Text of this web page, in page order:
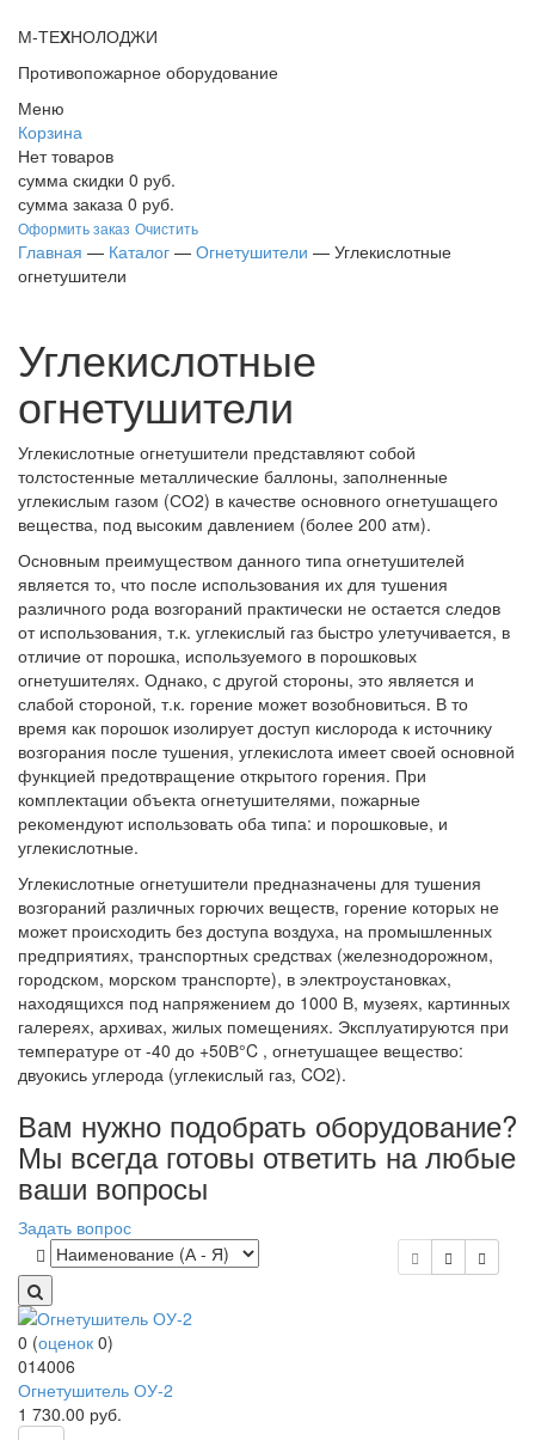
М-ТЕХНОЛОДЖИ
Противопожарное оборудование
Меню
Корзина
Нет товаров
сумма скидки 0 руб.
сумма заказа 0 руб.
Оформить заказ Очистить
Главная — Каталог — Огнетушители — Углекислотные
огнетушители
Углекислотные
огнетушители
Углекислотные огнетушители представляют собой
толстостенные металлические баллоны, заполненные
углекислым газом (СО2) в качестве основного огнетушащего
вещества, под высоким давлением (более 200 атм).
Основным преимуществом данного типа огнетушителей
является то, что после использования их для тушения
различного рода возгораний практически не остается следов
от использования, т.к. углекислый газ быстро улетучивается, в
отличие от порошка, используемого в порошковых
огнетушителях. Однако, с другой стороны, это является и
слабой стороной, т.к. горение может возобновиться. В то
время как порошок изолирует доступ кислорода к источнику
возгорания после тушения, углекислота имеет своей основной
функцией предотвращение открытого горения. При
комплектации объекта огнетушителями, пожарные
рекомендуют использовать оба типа: и порошковые, и
углекислотные.
Углекислотные огнетушители предназначены для тушения
возгораний различных горючих веществ, горение которых не
может происходить без доступа воздуха, на промышленных
предприятиях, транспортных средствах (железнодорожном,
городском, морском транспорте), в электроустановках,
находящихся под напряжением до 1000 В, музеях, картинных
галереях, архивах, жилых помещениях. Эксплуатируются при
температуре от -40 до +50В°C , огнетушащее вещество:
двуокись углерода (углекислый газ, CO2).
Вам нужно подобрать оборудование?
Мы всегда готовы ответить на любые
ваши вопросы
Задать вопрос
0 (оценок 0)
014006
Огнетушитель ОУ-2
1 730.00 руб.